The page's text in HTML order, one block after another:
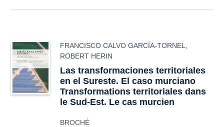
FRANCISCO CALVO GARCÍA-TORNEL
ROBERT HERIN
Las transformaciones territoriales
en el Sureste. El caso murciano
Transformations territoriales dans
le Sud-Est. Le cas murcien
BROCHÉ